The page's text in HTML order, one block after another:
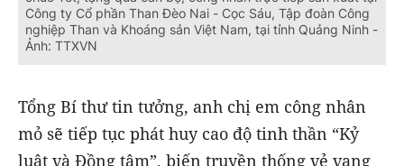
Công ty Cổ phần Than Đèo Nai - Cọc Sáu, Tập đoàn Công
nghiệp Than và Khoáng sản Việt Nam, tại tỉnh Quảng Ninh -
Ảnh: TTXVN
Tổng Bí thư tin tưởng, anh chị em công nhân
mỏ sẽ tiếp tục phát huy cao độ tinh thần “Kỷ
luật và Đồng tâm”, biến truyền thống vẻ vang